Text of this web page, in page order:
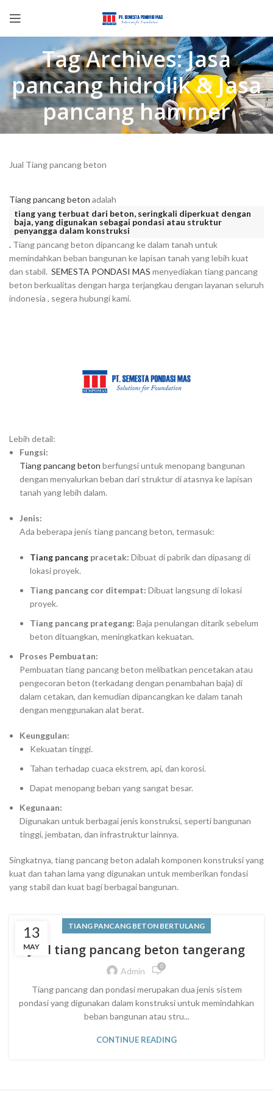
Tag Archives: Jasa
pancang hidrolik & Jasa
pancang hammer
Jual Tiang pancang beton
Tiang pancang beton adalah
tiang yang terbuat dari beton, seringkali diperkuat dengan
baja, yang digunakan sebagai pondasi atau struktur
penyangga dalam konstruksi
. Tiang pancang beton dipancang ke dalam tanah untuk
memindahkan beban bangunan ke lapisan tanah yang lebih kuat
dan stabil. SEMESTA PONDASI MAS menyediakan tiang pancang
beton berkualitas dengan harga terjangkau dengan layanan seluruh
indonesia , segera hubungi kami.
Lebih detail:
Fungsi:
Tiang pancang beton berfungsi untuk menopang bangunan
dengan menyalurkan beban dari struktur di atasnya ke lapisan
tanah yang lebih dalam.
Jenis:
Ada beberapa jenis tiang pancang beton, termasuk:
Tiang pancang pracetak: Dibuat di pabrik dan dipasang di
lokasi proyek.
Tiang pancang cor ditempat: Dibuat langsung di lokasi
proyek.
Tiang pancang prategang: Baja penulangan ditarik sebelum
beton dituangkan, meningkatkan kekuatan.
Proses Pembuatan:
Pembuatan tiang pancang beton melibatkan pencetakan atau
pengecoran beton (terkadang dengan penambahan baja) di
dalam cetakan, dan kemudian dipancangkan ke dalam tanah
dengan menggunakan alat berat.
Keunggulan:
Kekuatan tinggi.
Tahan terhadap cuaca ekstrem, api, dan korosi.
Dapat menopang beban yang sangat besar.
Kegunaan:
Digunakan untuk berbagai jenis konstruksi, seperti bangunan
tinggi, jembatan, dan infrastruktur lainnya.
Singkatnya, tiang pancang beton adalah komponen konstruksi yang
kuat dan tahan lama yang digunakan untuk memberikan fondasi
yang stabil dan kuat bagi berbagai bangunan.
13
MAY
TIANG PANCANG BETON BERTULANG
Jual tiang pancang beton tangerang
Admin 0
Tiang pancang dan pondasi merupakan dua jenis sistem
pondasi yang digunakan dalam konstruksi untuk memindahkan
beban bangunan atau stru...
CONTINUE READING